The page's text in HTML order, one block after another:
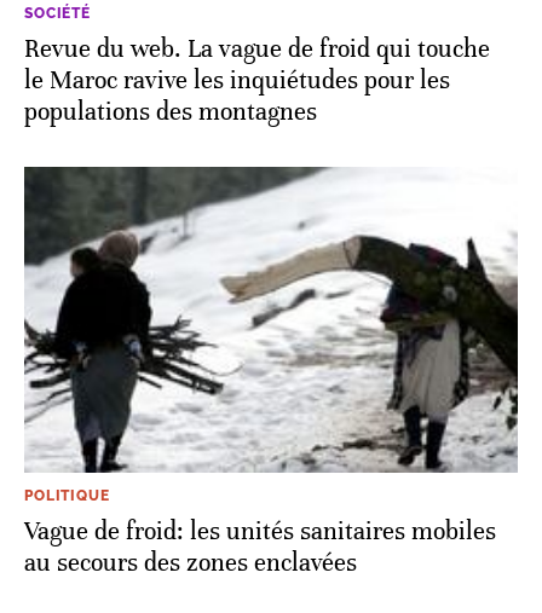
SOCIÉTÉ
Revue du web. La vague de froid qui touche
le Maroc ravive les inquiétudes pour les
populations des montagnes
POLITIQUE
Vague de froid: les unités sanitaires mobiles
au secours des zones enclavées